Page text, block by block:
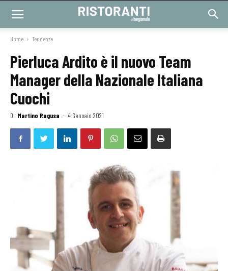
Home Tendenze
Pierluca Ardito è il nuovo Team
Manager della Nazionale Italiana
Cuochi
Di Martino Ragusa - 4 Gennaio 2021